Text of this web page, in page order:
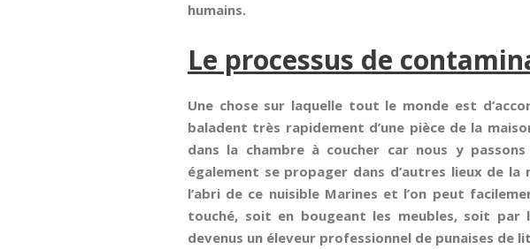
humains.
Le processus de
Une chose sur laquelle tout le monde est
baladent très rapidement d’une pièce de la
dans la chambre à coucher car nous y
également se propager dans d’autres lieux de la
l’abri de ce nuisible Marines et l’on peut
touché, soit en bougeant les meubles, soit par
devenus un éleveur professionnel de punaises de